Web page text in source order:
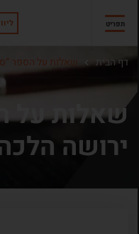
תפריט
דף הבית שאלות על הספר
שאלות על
ירושה